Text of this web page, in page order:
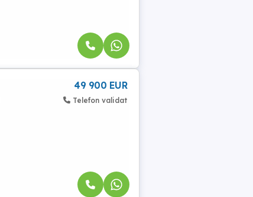
49 900 EUR
Telefon validat